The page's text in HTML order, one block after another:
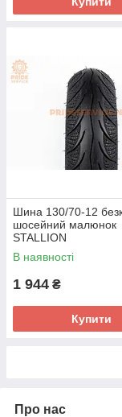
Шина 130/70-12
шосейний малюнок
STALLION
В наявності
1 944 ₴
Купити
Про нас